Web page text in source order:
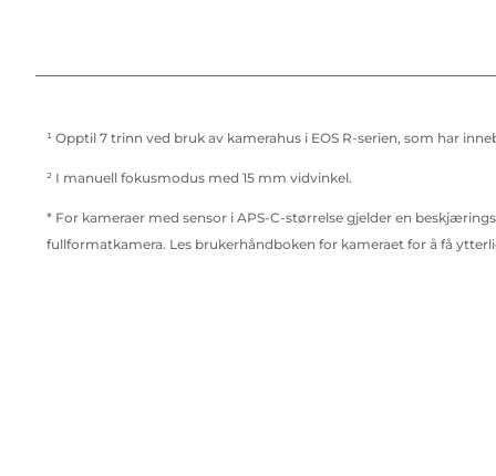
¹ Opptil 7 trinn ved bruk av kamerahus i EOS R-serien, som har
² I manuell fokusmodus med 15 mm vidvinkel.
* For kameraer med sensor i APS-C-størrelse gjelder en
fullformatkamera. Les brukerhåndboken for kameraet for å få